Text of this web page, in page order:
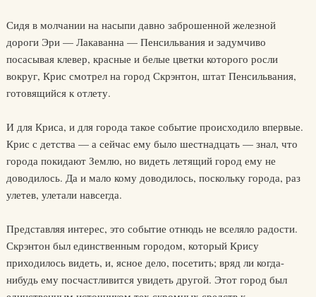
Сидя в молчании на насыпи давно заброшенной железной
дороги Эри — Лакаванна — Пенсильвания и задумчиво
посасывая клевер, красные и белые цветки которого росли
вокруг, Крис смотрел на город Скрэнтон, штат Пенсильвания,
готовящийся к отлету.
И для Криса, и для города такое событие происходило впервые.
Крис с детства — а сейчас ему было шестнадцать — знал, что
города покидают Землю, но видеть летящий город ему не
доводилось. Да и мало кому доводилось, поскольку города, раз
улетев, улетали навсегда.
Представляя интерес, это событие отнюдь не вселяло радости.
Скрэнтон был единственным городом, который Крису
приходилось видеть, и, ясное дело, посетить; вряд ли когда-
нибудь ему посчастливится увидеть другой. Этот город был